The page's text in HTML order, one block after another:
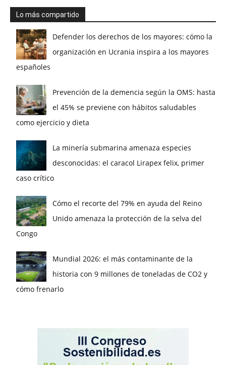
Lo más compartido
Defender los derechos de los mayores: cómo la
organización en Ucrania inspira a los mayores
españoles
Prevención de la demencia según la OMS: hasta
el 45% se previene con hábitos saludables
como ejercicio y dieta
La minería submarina amenaza especies
desconocidas: el caracol Lirapex felix, primer
caso crítico
Cómo el recorte del 79% en ayuda del Reino
Unido amenaza la protección de la selva del
Congo
Mundial 2026: el más contaminante de la
historia con 9 millones de toneladas de CO2 y
cómo frenarlo